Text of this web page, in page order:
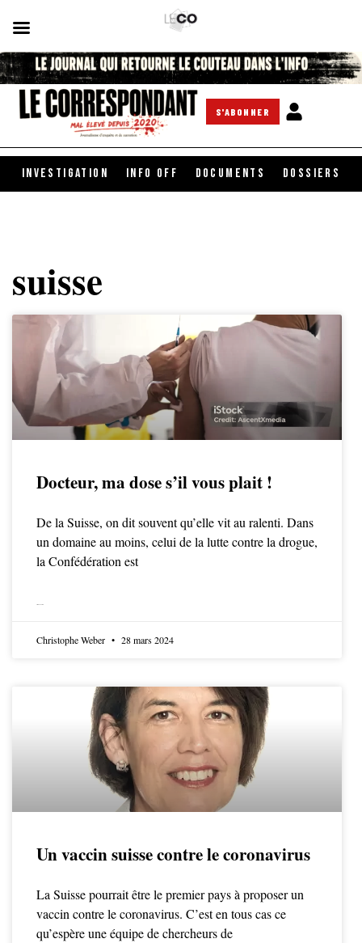
S'ABONNER
INVESTIGATION INFO OFF DOCUMENTS DOSSIERS
suisse
Docteur, ma dose s’il vous plait !
De la Suisse, on dit souvent qu’elle vit au ralenti. Dans
un domaine au moins, celui de la lutte contre la drogue,
la Confédération est
Christophe Weber 28 mars 2024
Un vaccin suisse contre le coronavirus
La Suisse pourrait être le premier pays à proposer un
vaccin contre le coronavirus. C’est en tous cas ce
qu’espère une équipe de chercheurs de